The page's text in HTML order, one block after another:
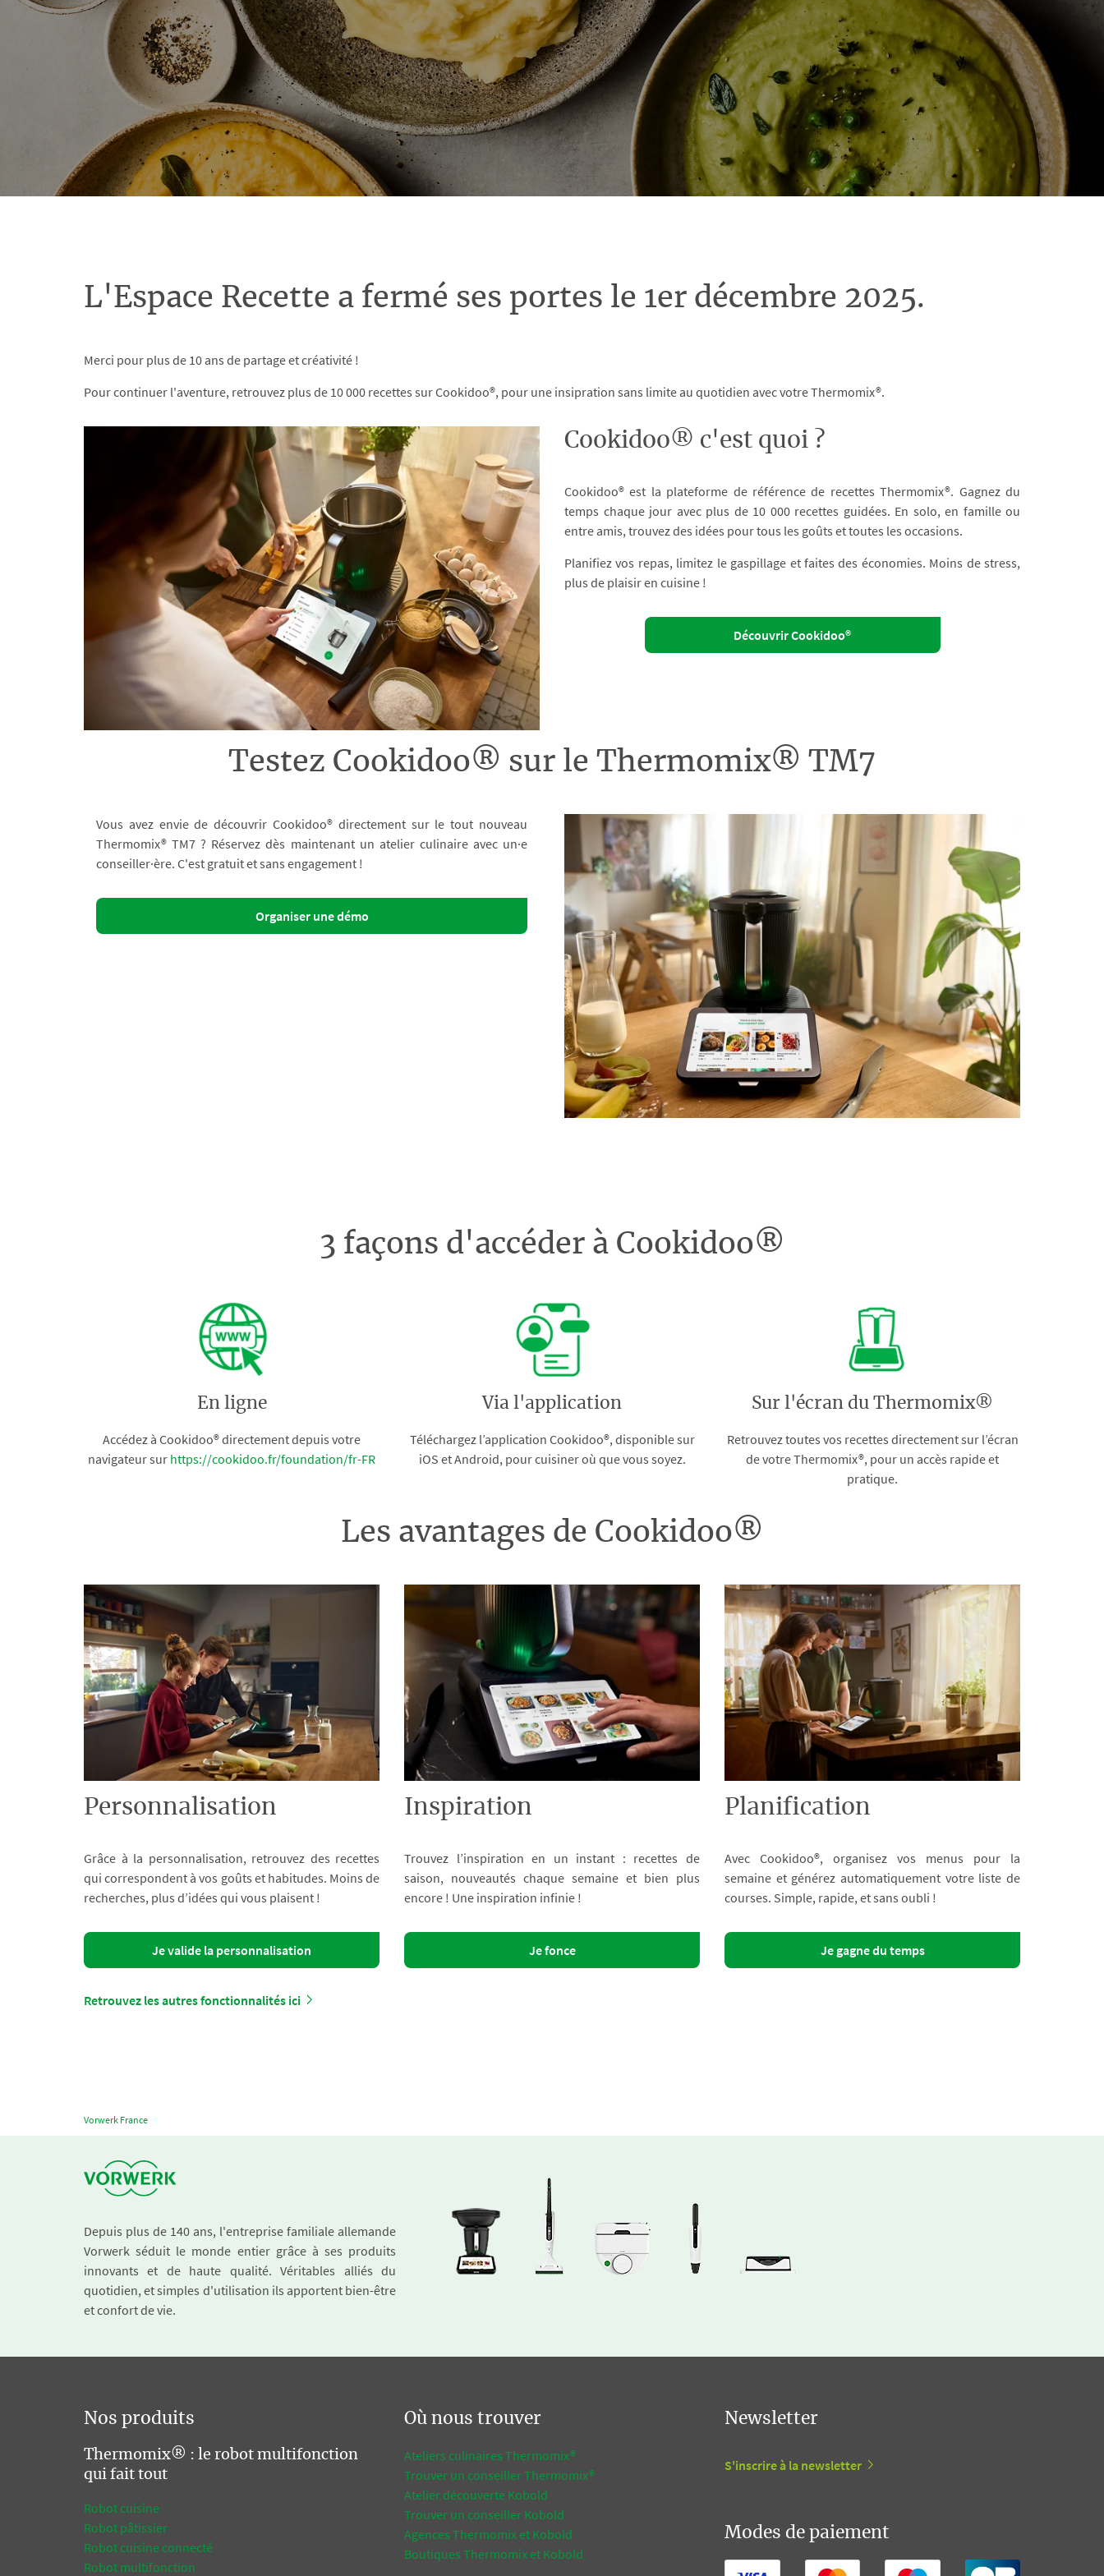
L'Espace Recette a fermé ses portes le 1er décembre 2025.
Merci pour plus de 10 ans de partage et créativité !
Pour continuer l'aventure, retrouvez plus de 10 000 recettes sur Cookidoo®, pour une insipration sans limite au quotidien avec votre Thermomix®.
Cookidoo® c'est quoi ?
Cookidoo® est la plateforme de référence de recettes Thermomix®. Gagnez du
temps chaque jour avec plus de 10 000 recettes guidées. En solo, en famille ou
entre amis, trouvez des idées pour tous les goûts et toutes les occasions.
Planifiez vos repas, limitez le gaspillage et faites des économies. Moins de stress,
plus de plaisir en cuisine !
Découvrir Cookidoo®
Testez Cookidoo® sur le Thermomix® TM7
Vous avez envie de découvrir Cookidoo® directement sur le tout nouveau
Thermomix® TM7 ? Réservez dès maintenant un atelier culinaire avec un·e
conseiller·ère. C'est gratuit et sans engagement !
Organiser une démo
3 façons d'accéder à Cookidoo®
En ligne
Accédez à Cookidoo® directement depuis votre
navigateur sur https://cookidoo.fr/foundation/fr-FR
Via l'application
Téléchargez l’application Cookidoo®, disponible sur
iOS et Android, pour cuisiner où que vous soyez.
Sur l'écran du Thermomix®
Retrouvez toutes vos recettes directement sur l’écran
de votre Thermomix®, pour un accès rapide et
pratique.
Les avantages de Cookidoo®
Personnalisation
Grâce à la personnalisation, retrouvez des recettes
qui correspondent à vos goûts et habitudes. Moins de
recherches, plus d’idées qui vous plaisent !
Je valide la personnalisation
Inspiration
Trouvez l’inspiration en un instant : recettes de
saison, nouveautés chaque semaine et bien plus
encore ! Une inspiration infinie !
Je fonce
Planification
Avec Cookidoo®, organisez vos menus pour la
semaine et générez automatiquement votre liste de
courses. Simple, rapide, et sans oubli !
Je gagne du temps
Retrouvez les autres fonctionnalités ici
Vorwerk France
Depuis plus de 140 ans, l'entreprise familiale allemande
Vorwerk séduit le monde entier grâce à ses produits
innovants et de haute qualité. Véritables alliés du
quotidien, et simples d'utilisation ils apportent bien-être
et confort de vie.
Nos produits
Thermomix® : le robot multifonction
qui fait tout
Robot cuisine
Robot pâtissier
Robot cuisine connecté
Robot multifonction
Où nous trouver
Ateliers culinaires Thermomix®
Trouver un conseiller Thermomix®
Atelier découverte Kobold
Trouver un conseiller Kobold
Agences Thermomix et Kobold
Boutiques Thermomix et Kobold
Newsletter
S'inscrire à la newsletter
Modes de paiement